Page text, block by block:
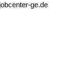
ge.de